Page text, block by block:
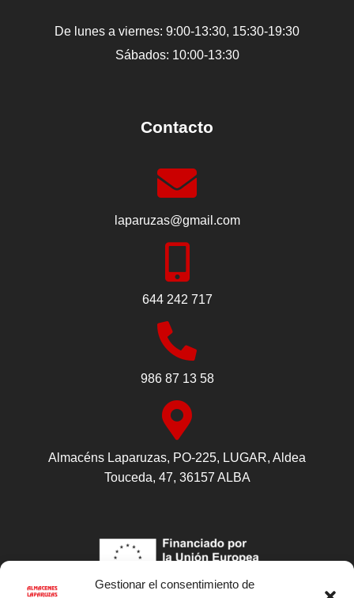
Gestionar el consentimiento de
De lunes a viernes: 9:00-13:30, 15:30-19:30
Sábados: 10:00-13:30
Contacto
laparuzas@gmail.com
644 242 717
986 87 13 58
Almacéns Laparuzas, PO-225, LUGAR, Aldea
Touceda, 47, 36157 ALBA